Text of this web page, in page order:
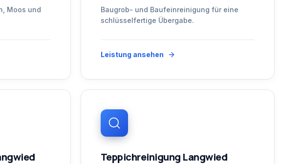
Moos und
Baugrob- und Baufeinreinigung für eine
schlüsselfertige Übergabe.
Leistung ansehen
Teppichreinigung Langwied